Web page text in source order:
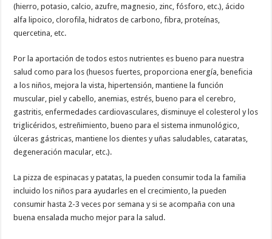
(hierro, potasio, calcio, azufre, magnesio, zinc, fósforo, etc.), ácido
alfa lipoico, clorofila, hidratos de carbono, fibra, proteínas,
quercetina, etc.
Por la aportación de todos estos nutrientes es bueno para nuestra
salud como para los (huesos fuertes, proporciona energía, beneficia
a los niños, mejora la vista, hipertensión, mantiene la función
muscular, piel y cabello, anemias, estrés, bueno para el cerebro,
gastritis, enfermedades cardiovasculares, disminuye el colesterol y los
triglicéridos, estreñimiento, bueno para el sistema inmunológico,
úlceras gástricas, mantiene los dientes y uñas saludables, cataratas,
degeneración macular, etc.).
La pizza de espinacas y patatas, la pueden consumir toda la familia
incluido los niños para ayudarles en el crecimiento, la pueden
consumir hasta 2-3 veces por semana y si se acompaña con una
buena ensalada mucho mejor para la salud.